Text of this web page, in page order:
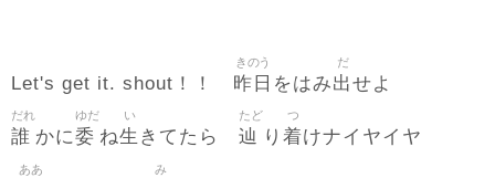
Let's get it. shout！！ 昨日
きのう
をはみ出
だ
せよ
誰
だれ
かに委
ゆだ
ね生
い
きてたら 辿
たど
り 着
つ
けナイヤイヤ
ああ み